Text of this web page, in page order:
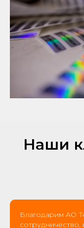
Наши
Благодарим АО
сотрудничество,